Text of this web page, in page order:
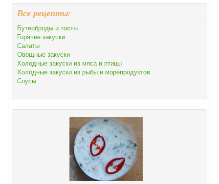
Все рецепты:
Бутерброды и тосты
Горячие закуски
Салаты
Овощные закуски
Холодные закуски из мяса и птицы
Холодные закуски из рыбы и морепродуктов
Соусы